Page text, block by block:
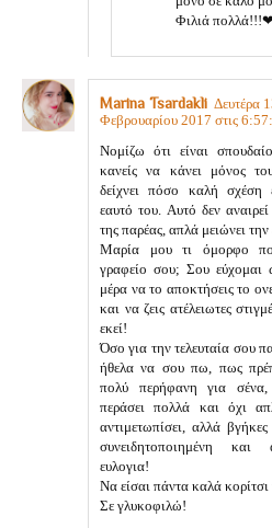
Φιλιά πολλά!!!❤
Marina Tsardakli Δευτέρα
Φεβρουαρίου 2017 στις
Νομίζω ότι είναι
κανείς να κάνει μόνος
δείχνει πόσο καλή σχέση
εαυτό του. Αυτό δεν
της παρέας, απλά μειώνει
Μαρία μου τι όμορφο
γραφείο σου; Σου εύχομαι
μέρα να το αποκτήσεις το
και να ζεις ατέλειωτες
εκεί!
Όσο για την τελευταία σου
ήθελα να σου πω, πως
πολύ περήφανη για σένα,
περάσει πολλά και όχι
αντιμετωπίσει, αλλά
συνειδητοποιημένη και
ευλογια!
Να είσαι πάντα καλά
Σε γλυκοφιλώ!